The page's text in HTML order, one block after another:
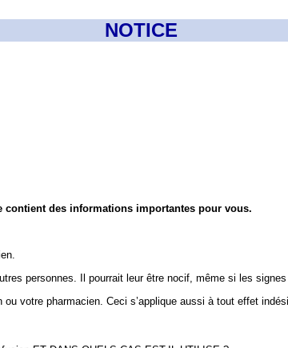
NOTICE
contient des informations importantes pour vous.
personnes. Il pourrait leur être nocif, même si les
votre pharmacien. Ceci s’applique aussi à tout effet